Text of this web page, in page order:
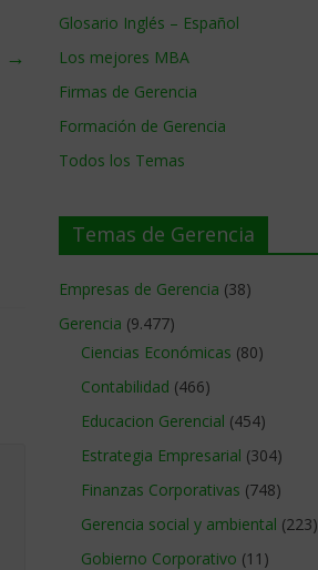
→
Glosario Inglés – Español
Los mejores MBA
Firmas de Gerencia
Formación de Gerencia
Todos los Temas
Temas de Gerencia
Empresas de Gerencia (38)
Gerencia (9.477)
Ciencias Económicas (80)
Contabilidad (466)
Educacion Gerencial (454)
Estrategia Empresarial (304)
Finanzas Corporativas (748)
Gerencia social y ambiental (223)
Gobierno Corporativo (11)